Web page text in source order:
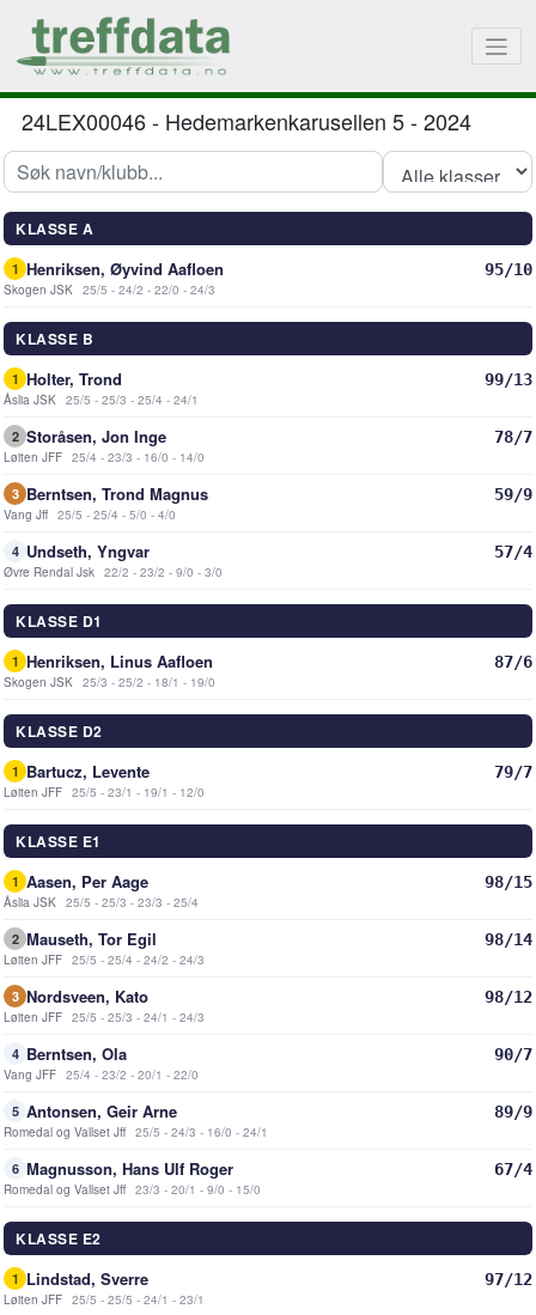
24LEX00046- Hedemarkenkarusellen 5 - 2024
KLASSE A
1 Henriksen, Øyvind Aafloen 95/10
Skogen JSK 25/5 - 24/2 - 22/0 - 24/3
KLASSE B
1 Holter, Trond 99/13
Åslia JSK 25/5 - 25/3 - 25/4 - 24/1
2 Storåsen, Jon Inge 78/7
Løiten JFF 25/4 - 23/3 - 16/0 - 14/0
3 Berntsen, Trond Magnus 59/9
Vang Jff 25/5 - 25/4 - 5/0 - 4/0
4 Undseth, Yngvar 57/4
Øvre Rendal Jsk 22/2 - 23/2 - 9/0 - 3/0
KLASSE D1
1 Henriksen, Linus Aafloen 87/6
Skogen JSK 25/3 - 25/2 - 18/1 - 19/0
KLASSE D2
1 Bartucz, Levente 79/7
Løiten JFF 25/5 - 23/1 - 19/1 - 12/0
KLASSE E1
1 Aasen, Per Aage 98/15
Åslia JSK 25/5 - 25/3 - 23/3 - 25/4
2 Mauseth, Tor Egil 98/14
Løiten JFF 25/5 - 25/4 - 24/2 - 24/3
3 Nordsveen, Kato 98/12
Løiten JFF 25/5 - 25/3 - 24/1 - 24/3
4 Berntsen, Ola 90/7
Vang JFF 25/4 - 23/2 - 20/1 - 22/0
5 Antonsen, Geir Arne 89/9
Romedal og Vallset Jff 25/5 - 24/3 - 16/0 - 24/1
6 Magnusson, Hans Ulf Roger 67/4
Romedal og Vallset Jff 23/3 - 20/1 - 9/0 - 15/0
KLASSE E2
1 Lindstad, Sverre 97/12
Løiten JFF 25/5 - 25/5 - 24/1 - 23/1